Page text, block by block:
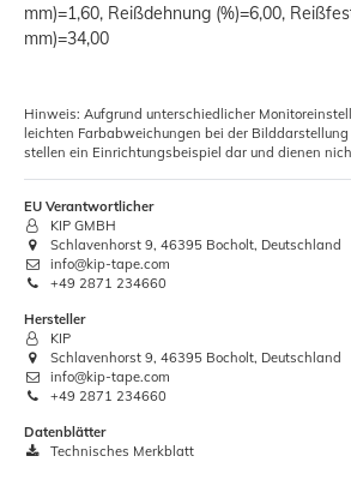
mm)=1,60, Reißdehnung (%)=6,00,
mm)=34,00
Hinweis: Aufgrund unterschiedlicher
leichten Farbabweichungen bei der
stellen ein Einrichtungsbeispiel dar und dienen
EU Verantwortlicher
KIP GMBH
Schlavenhorst 9, 46395 Bocholt, Deutschland
info@kip-tape.com
+49 2871 234660
Hersteller
KIP
Schlavenhorst 9, 46395 Bocholt, Deutschland
info@kip-tape.com
+49 2871 234660
Datenblätter
Technisches Merkblatt